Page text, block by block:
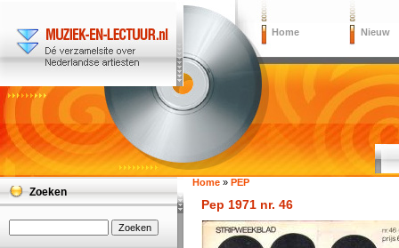
Home Nieuw
Home » PEP
Pep 1971 nr. 46
Zoeken